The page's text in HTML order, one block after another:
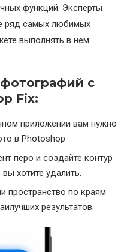
функций. Эксперты
ряд самых любимых
выполнять в нем
с
Fix:
приложении вам нужно
в Photoshop.
перо и создайте контур
хотите удалить.
пространство по краям
результатов.